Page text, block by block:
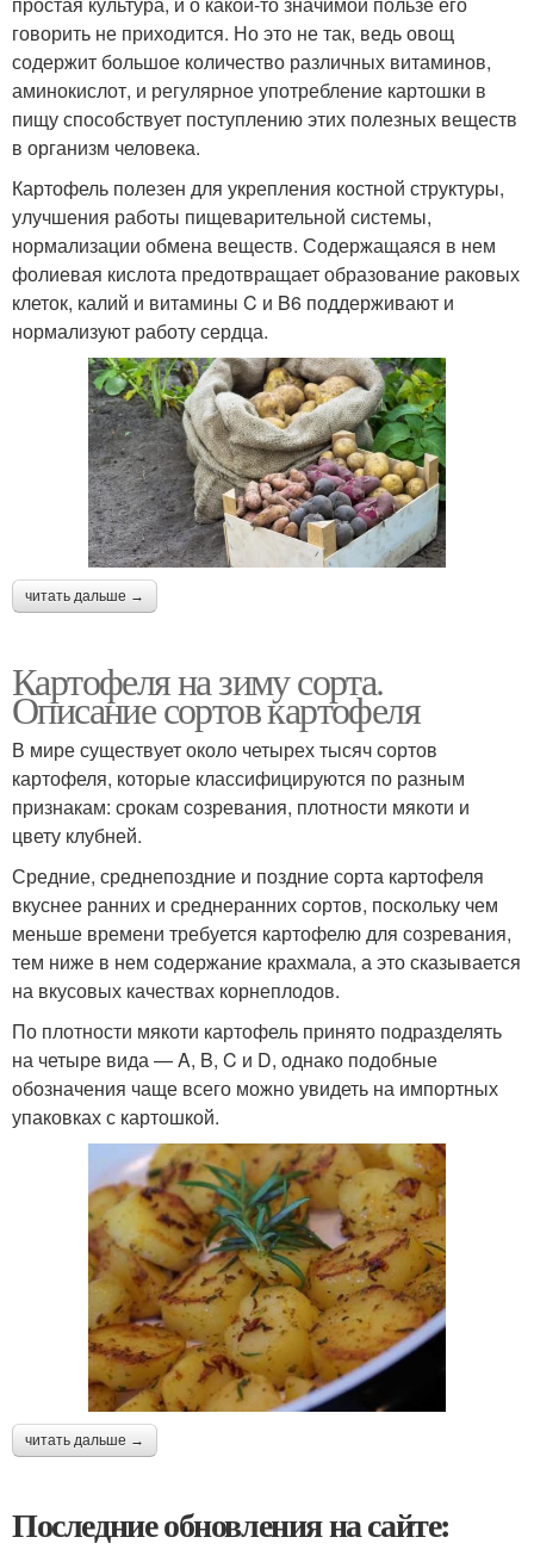
говорить не приходится. Но это не так, ведь овощ
содержит большое количество различных витаминов,
аминокислот, и регулярное употребление картошки в
пищу способствует поступлению этих полезных веществ
в организм человека.
Картофель полезен для укрепления костной структуры,
улучшения работы пищеварительной системы,
нормализации обмена веществ. Содержащаяся в нем
фолиевая кислота предотвращает образование раковых
клеток, калий и витамины C и B6 поддерживают и
нормализуют работу сердца.
читать дальше →
Картофеля на зиму сорта.
Описание сортов картофеля
В мире существует около четырех тысяч сортов
картофеля, которые классифицируются по разным
признакам: срокам созревания, плотности мякоти и
цвету клубней.
Средние, среднепоздние и поздние сорта картофеля
вкуснее ранних и среднеранних сортов, поскольку чем
меньше времени требуется картофелю для созревания,
тем ниже в нем содержание крахмала, а это сказывается
на вкусовых качествах корнеплодов.
По плотности мякоти картофель принято подразделять
на четыре вида — A, B, C и D, однако подобные
обозначения чаще всего можно увидеть на импортных
упаковках с картошкой.
читать дальше →
Последние обновления на сайте: